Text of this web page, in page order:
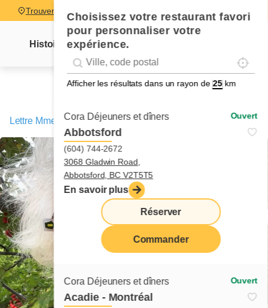
Choisissez votre restaurant favori
pour personnaliser votre
expérience.
Geolocation
Géolocalisation
Afficher les résultats dans un rayon de km
Cora Déjeuners et dîners Ouvert
Abbotsford
(604) 744-2672
3068 Gladwin Road,
Abbotsford, BC V2T5T5
En savoir plus
Réserver
Commander
Cora Déjeuners et dîners Ouvert
Acadie - Montréal
Trouver un restaurant
Histoire Lettre Mme Cora
Lettre Mme Cora/ Le syndrome de la page blanche